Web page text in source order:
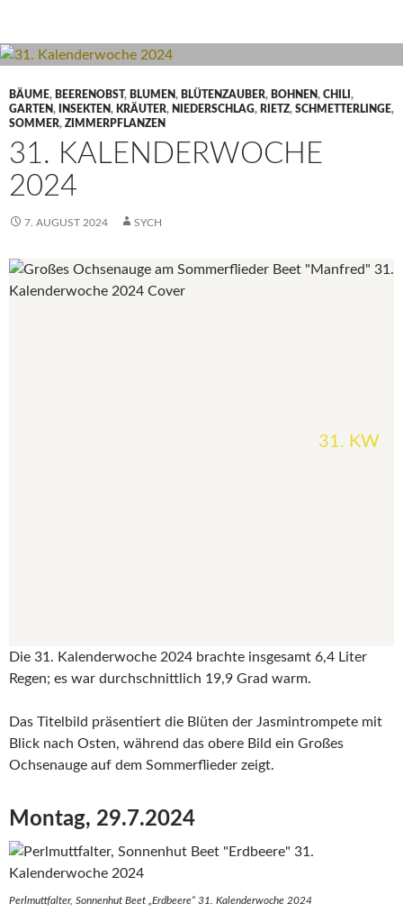
BÄUME, BEERENOBST, BLUMEN, BLÜTENZAUBER, BOHNEN, CHILI ,
GARTEN, INSEKTEN, KRÄUTER, NIEDERSCHLAG, RIETZ, SCHMETTERLINGE,
SOMMER, ZIMMERPFLANZEN
31. KALENDERWOCHE
2024
7. AUGUST 2024 SYCH
31. KW
Die 31. Kalenderwoche 2024 brachte insgesamt 6,4 Liter
Regen; es war durchschnittlich 19,9 Grad warm.
Das Titelbild präsentiert die Blüten der Jasmintrompete mit
Blick nach Osten, während das obere Bild ein Großes
Ochsenauge auf dem Sommerflieder zeigt.
Montag, 29.7.2024
Perlmuttfalter, Sonnenhut Beet „Erdbeere“ 31. Kalenderwoche 2024